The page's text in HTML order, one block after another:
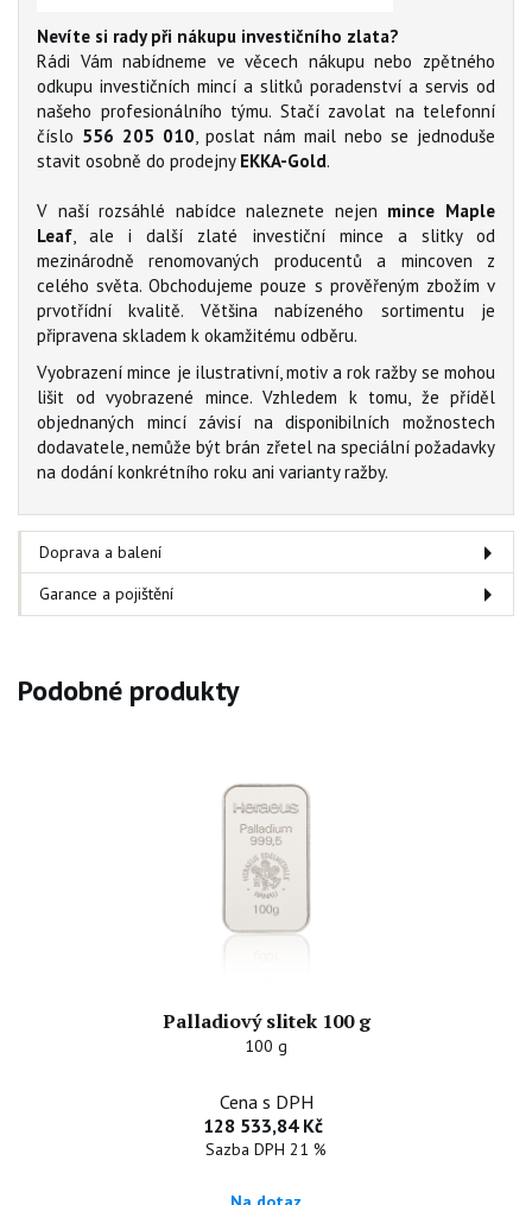
Nevíte si rady při nákupu investičního zlata?
Rádi Vám nabídneme ve věcech nákupu nebo zpětného
odkupu investičních mincí a slitků poradenství a servis od
našeho profesionálního týmu. Stačí zavolat na telefonní
číslo 556 205 010 , poslat nám mail nebo se jednoduše
stavit osobně do prodejny EKKA-Gold.
V naší rozsáhlé nabídce naleznete nejen mince Maple
Leaf , ale i další zlaté investiční mince a slitky od
mezinárodně renomovaných producentů a mincoven z
celého světa. Obchodujeme pouze s prověřeným zbožím v
prvotřídní kvalitě. Většina nabízeného sortimentu je
připravena skladem k okamžitému odběru.
Vyobrazení mince je ilustrativní, motiv a rok ražby se mohou
lišit od vyobrazené mince. Vzhledem k tomu, že příděl
objednaných mincí závisí na disponibilních možnostech
dodavatele, nemůže být brán zřetel na speciální požadavky
na dodání konkrétního roku ani varianty ražby.
Doprava a balení
Garance a pojištění
Podobné produkty
Palladiový slitek 100 g
100 g
Cena s DPH
128 533,84 Kč
Sazba DPH 21 %